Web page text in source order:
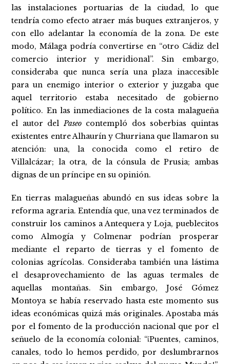
las instalaciones portuarias de la ciudad, lo que
tendría como efecto atraer más buques extranjeros, y
con ello adelantar la economía de la zona. De este
modo, Málaga podría convertirse en “otro Cádiz del
comercio interior y meridional”. Sin embargo,
consideraba que nunca sería una plaza inaccesible
para un enemigo interior o exterior y juzgaba que
aquel territorio estaba necesitado de gobierno
político. En las inmediaciones de la costa malagueña
el autor delPaseocontempló dos soberbias quintas
existentes entre Alhaurín y Churriana que llamaron su
atención: una, la conocida como el retiro de
Villalcázar; la otra, de la cónsula de Prusia; ambas
dignas de un príncipe en su opinión.
En tierras malagueñas abundó en sus ideas sobre la
reforma agraria. Entendía que, una vez terminados de
construir los caminos a Antequera y Loja, pueblecitos
como Almogía y Colmenar podrían prosperar
mediante el reparto de tierras y el fomento de
colonias agrícolas. Consideraba también una lástima
el desaprovechamiento de las aguas termales de
aquellas montañas. Sin embargo, José Gómez
Montoya se había reservado hasta este momento sus
ideas económicas quizá más originales. Apostaba más
por el fomento de la producción nacional que por el
señuelo de la economía colonial: “¡Puentes, caminos,
canales, todo lo hemos perdido, por deslumbrarnos